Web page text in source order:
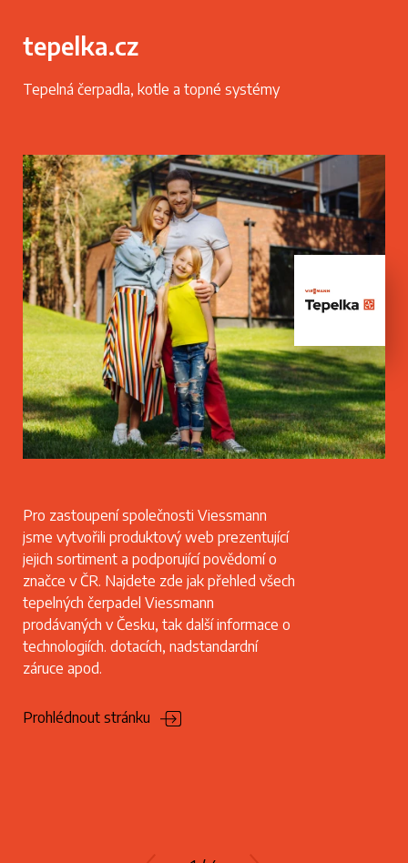
tepelka.cz
Tepelná čerpadla, kotle a topné systémy
Pro zastoupení společnosti Viessmann
jsme vytvořili produktový web prezentující
jejich sortiment a podporující povědomí o
značce v ČR. Najdete zde jak přehled všech
tepelných čerpadel Viessmann
prodávaných v Česku, tak další informace o
technologiích. dotacích, nadstandardní
záruce apod.
Prohlédnout stránku